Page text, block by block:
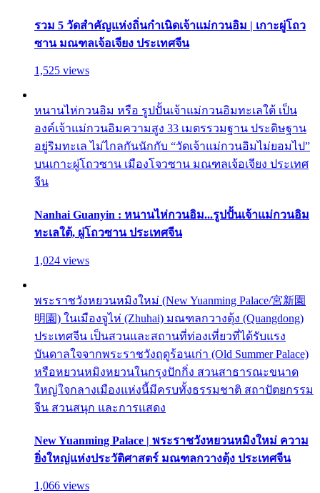
รวม 5 วัดสำคัญแห่งถิ่นกำเนิดเจ้าแม่กวนอิม | เกาะผู่โถว
ซาน มณฑลเจ้อเจียง ประเทศจีน
1,525 views
หนานไห่กวนอิม หรือ รูปปั้นเจ้าแม่กวนอิมทะเลใต้ เป็น
องค์เจ้าแม่กวนอิมความสูง 33 เมตรรวมฐาน ประดิษฐาน
อยู่ริมทะเล ไม่ไกลกันนักกับ “วัดเจ้าแม่กวนอิมไม่ยอมไป”
บนเกาะผู่โถวซาน เมืองโจวซาน มณฑลเจ้อเจียง ประเทศ
จีน
Nanhai Guanyin : หนานไห่กวนอิม...รูปปั้นเจ้าแม่กวนอิม
ทะเลใต้, ผู่โถวซาน ประเทศจีน
1,024 views
พระราชวังหยวนหมิงใหม่ (New Yuanming Palace/宮新園
明園) ในเมืองจูไห่ (Zhuhai) มณฑลกวางตุ้ง (Quangdong)
ประเทศจีน เป็นสวนและสถานที่ท่องเที่ยวที่ได้รับแรง
บันดาลใจจากพระราชวังฤดูร้อนเก่า (Old Summer Palace)
หรือหยวนหมิงหยวนในกรุงปักกิ่ง สวนสาธารณะขนาด
ใหญ่ใจกลางเมืองแห่งนี้มีครบทั้งธรรมชาติ สถาปัตยกรรม
จีน สวนสนุก และการแสดง
New Yuanming Palace | พระราชวังหยวนหมิงใหม่ ความ
ยิ่งใหญ่แห่งประวัติศาสตร์ มณฑลกวางตุ้ง ประเทศจีน
1,066 views